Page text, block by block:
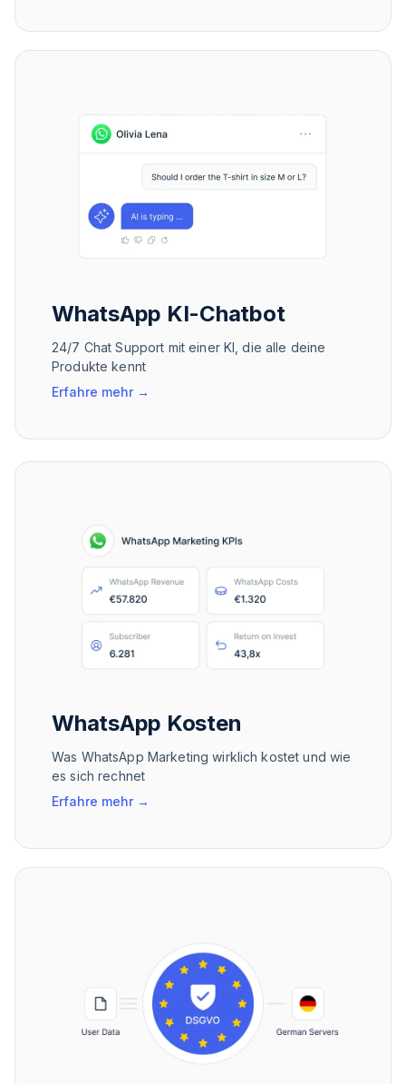
WhatsApp KI-Chatbot
24/7 Chat Support mit einer KI, die alle deine
Produkte kennt
Erfahre mehr→
WhatsApp Kosten
Was WhatsApp Marketing wirklich kostet und wie
es sich rechnet
Erfahre mehr→